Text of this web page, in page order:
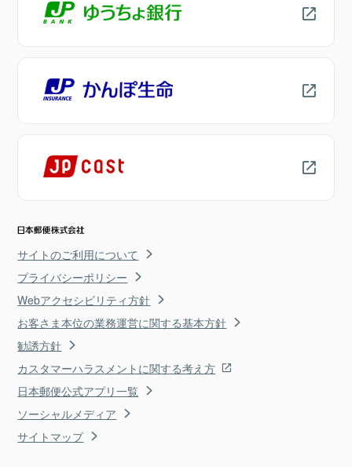
サイトのご利用について
プライバシーポリシー
Webアクセシビリティ方針
お客さま本位の業務運営に関する基本方針
勧誘方針
カスタマーハラスメントに関する考え方
日本郵便公式アプリ一覧
ソーシャルメディア
サイトマップ